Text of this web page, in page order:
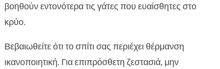
βοηθούν εντονότερα τις γάτες που ευαίσθητες στο
κρύο.
Βεβαιωθείτε ότι το σπίτι σας περιέχει θέρμανση
ικανοποιητική. Για επιπρόσθετη ζεστασιά, μην